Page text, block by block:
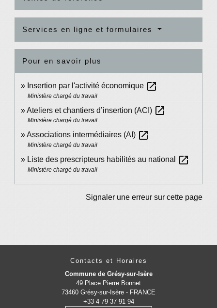
Services en ligne et formulaires
Pour en savoir plus
Insertion par l'activité économique open_in_new
Ministère chargé du travail
Ateliers et chantiers d’insertion (ACI) open_in_new
Ministère chargé du travail
Associations intermédiaires (AI) open_in_new
Ministère chargé du travail
Liste des prescripteurs habilités au national open_in_new
Ministère chargé du travail
Signaler une erreur sur cette page
Contacts et Horaires
Commune de Grésy-sur-Isère
49 Place Pierre Bonnet
73460 Grésy-sur-Isère - FRANCE
+33 4 79 37 91 94